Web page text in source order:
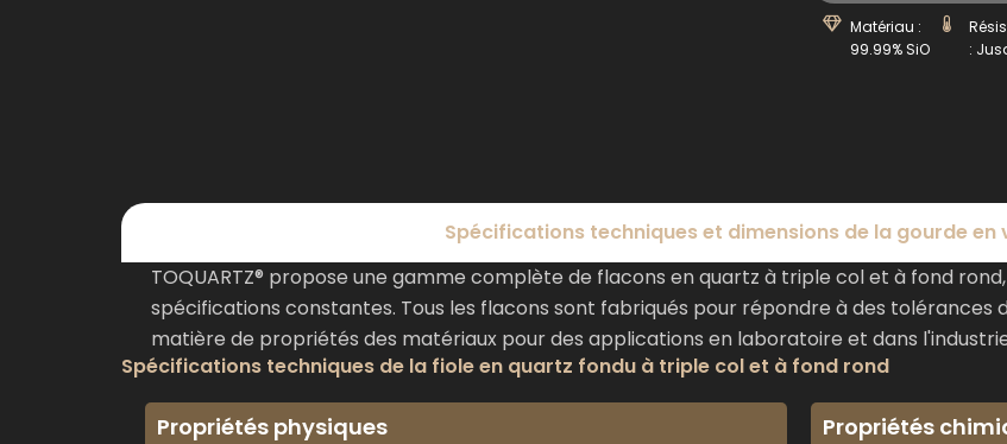
Matériau :
99.99% SiO
:
Spécifications techniques et dimensions de la gourde en
TOQUARTZ® propose une gamme complète de flacons en quartz à triple col et à fond
spécifications constantes. Tous les flacons sont fabriqués pour répondre à des tolérances
matière de propriétés des matériaux pour des applications en laboratoire et dans
Spécifications techniques de la fiole en quartz fondu à triple col et à fond rond
Propriétés physiques Propriétés